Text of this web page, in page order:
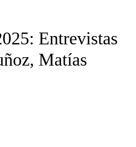
Entrevistas
Matías